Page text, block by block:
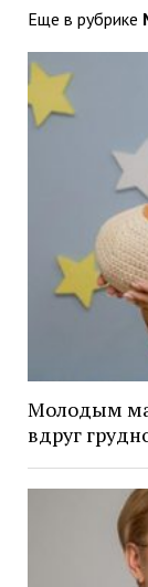
Еще в рубрике
Молодым
вдруг